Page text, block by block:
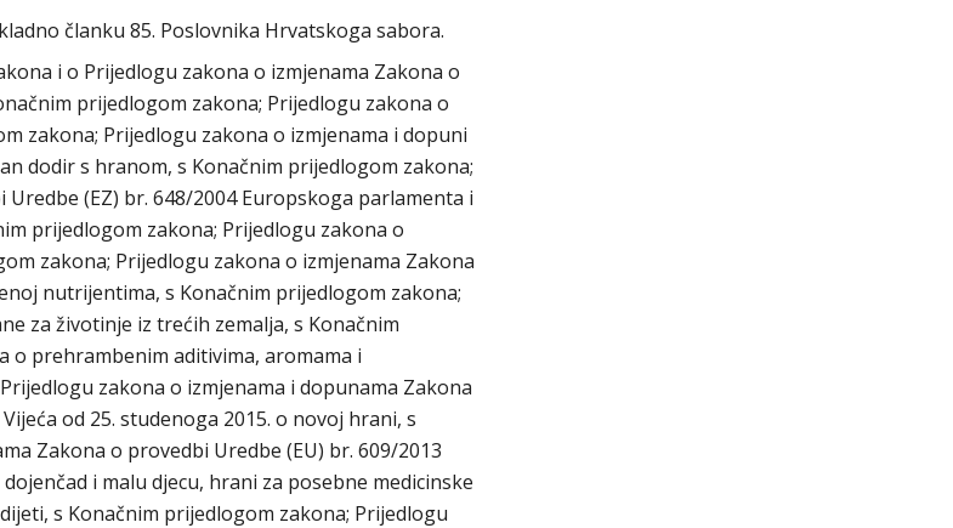
članku 85. Poslovnika Hrvatskoga sabora.
i o Prijedlogu zakona o izmjenama Zakona o
prijedlogom zakona; Prijedlogu zakona o
zakona; Prijedlogu zakona o izmjenama i dopuni
dodir s hranom, s Konačnim prijedlogom zakona;
(EZ) br. 648/2004 Europskoga parlamenta i
prijedlogom zakona; Prijedlogu zakona o
zakona; Prijedlogu zakona o izmjenama Zakona
nutrijentima, s Konačnim prijedlogom zakona;
za životinje iz trećih zemalja, s Konačnim
o prehrambenim aditivima, aromama i
zakona o izmjenama i dopunama Zakona
od 25. studenoga 2015. o novoj hrani, s
Zakona o provedbi Uredbe (EU) br. 609/2013
i malu djecu, hrani za posebne medicinske
s Konačnim prijedlogom zakona; Prijedlogu